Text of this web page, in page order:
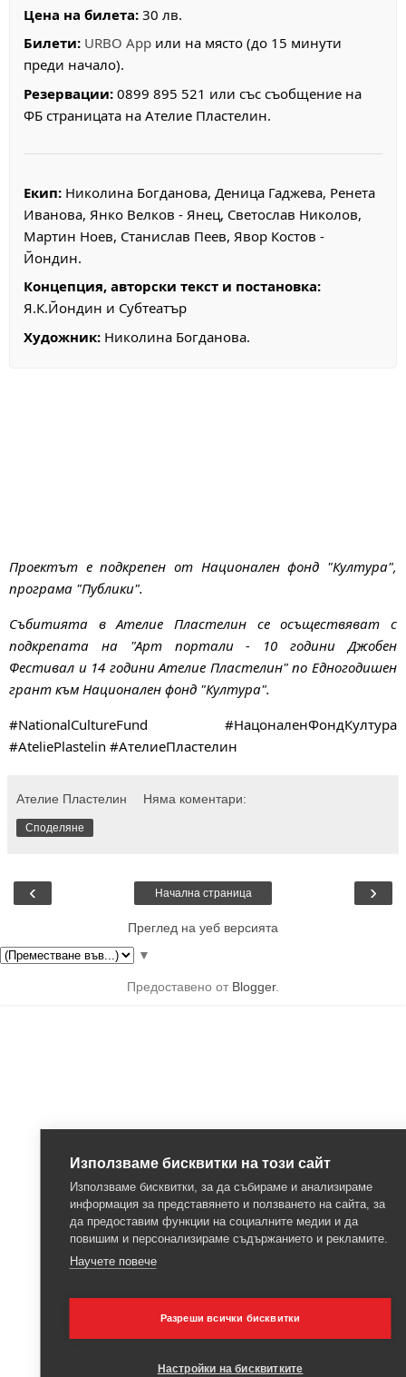
Цена на билета: 30 лв.
Билети: URBO App или на място (до 15 минути
преди начало).
Резервации: 0899 895 521 или със съобщение на
ФБ страницата на Ателие Пластелин.
Екип: Николина Богданова, Деница Гаджева, Ренета
Иванова, Янко Велков - Янец, Светослав Николов,
Мартин Ноев, Станислав Пеев, Явор Костов -
Йондин.
Концепция, авторски текст и постановка:
Я.К.Йондин и Субтеатър
Художник: Николина Богданова.
Проектът е подкрепен от Национален фонд "Култура",
програма "Публики".
Събитията в Ателие Пластелин се осъществяват с
подкрепата на "Арт портали - 10 години Джобен
Фестивал и 14 години Ателие Пластелин" по Едногодишен
грант към Национален фонд "Култура".
#NationalCultureFund #НацоналенФондКултура
#AteliePlastelin #АтелиеПластелин
Ателие Пластелин Няма коментари:
Споделяне
‹ ›
Начална страница
Преглед на уеб версията
▼
Предоставено от Blogger.
Използваме бисквитки на този сайт
Използваме бисквитки, за да събираме и анализираме
информация за представянето и ползването на сайта, за
да предоставим функции на социалните медии и да
повишим и персонализираме съдържанието и рекламите.
Научете повече
Разреши всички бисквитки
Настройки на бисквитките